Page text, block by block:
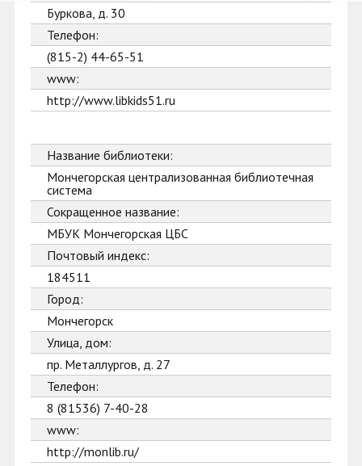
Буркова, д. 30
Телефон:
(815-2) 44-65-51
www:
http://www.libkids51.ru
Название библиотеки:
Мончегорская централизованная библиотечная
система
Сокращенное название:
МБУК Мончегорская ЦБС
Почтовый индекс:
184511
Город:
Мончегорск
Улица, дом:
пр. Металлургов, д. 27
Телефон:
8 (81536) 7-40-28
www:
http://monlib.ru/